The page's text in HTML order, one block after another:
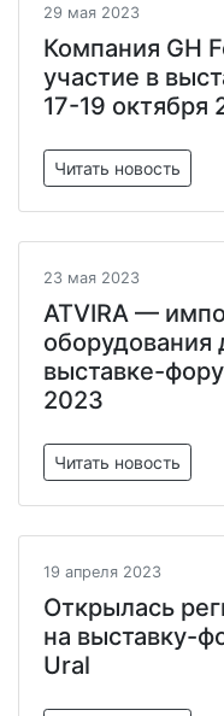
29 мая 2023
Компания GH
участие в
17-19 октября
Читать новость
23 мая 2023
ATVIRA —
оборудования
выставке-
2023
Читать новость
19 апреля 2023
Открылась
на выставку-
Ural